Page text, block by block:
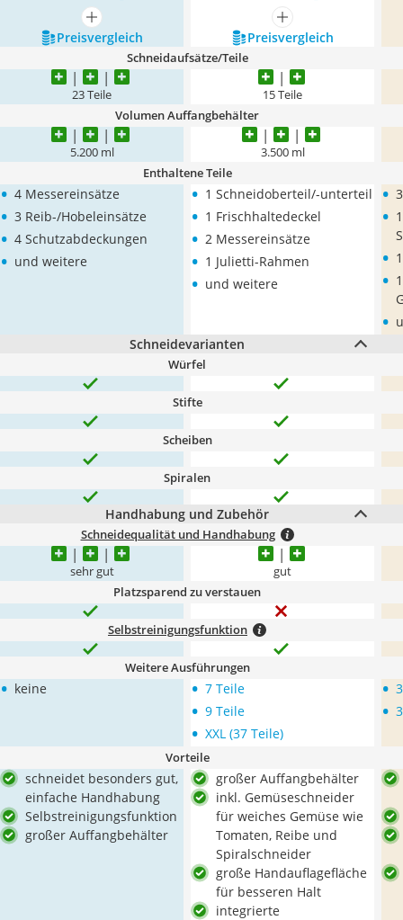
mehr anzeigen
mehr anzeigen
Preis­vergleich
Preis­vergleich
Schneidaufsätze/Teile
23 Teile 15 Teile
Volumen Auffangbehälter
5.200 ml 3.500 ml
Enthaltene Teile
• 4 Messereinsätze
• 3 Reib-/Hobeleinsätze
• 4 Schutzabdeckungen
• und weitere
• 1 Schneidoberteil/-unterteil
• 1 Frischhaltedeckel
• 2 Messereinsätze
• 1 Julietti-Rahmen
• und weitere
•
•
•
•
•
Schneidevarianten
Würfel
Stifte
Scheiben
Spiralen
Handhabung und Zubehör
Schneidequalität und Handhabung
sehr gut gut
Platzsparend zu verstauen
Selbstreinigungsfunktion
Weitere Ausführungen
• keine • 7 Teile
• 9 Teile
• XXL (37 Teile)
•
•
Vorteile
schneidet besonders gut,
einfache Handhabung
Selbstreinigungsfunktion
großer Auffangbehälter
großer Auffangbehälter
inkl. Gemüseschneider
für weiches Gemüse wie
Tomaten, Reibe und
Spiralschneider
große Handauflagefläche
für besseren Halt
integrierte